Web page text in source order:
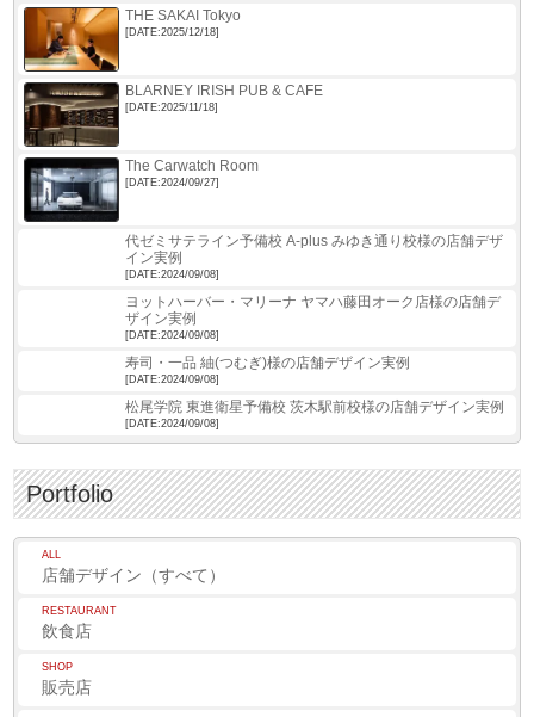
THE SAKAI Tokyo
[DATE:2025/12/18]
BLARNEY IRISH PUB & CAFE
[DATE:2025/11/18]
The Carwatch Room
[DATE:2024/09/27]
代ゼミサテライン予備校 A-plus みゆき通り校様の店舗デザ
イン実例
[DATE:2024/09/08]
ヨットハーバー・マリーナ ヤマハ藤田オーク店様の店舗デ
ザイン実例
[DATE:2024/09/08]
寿司・一品 紬(つむぎ)様の店舗デザイン実例
[DATE:2024/09/08]
松尾学院 東進衛星予備校 茨木駅前校様の店舗デザイン実例
[DATE:2024/09/08]
Portfolio
ALL
店舗デザイン（すべて）
RESTAURANT
飲食店
SHOP
販売店